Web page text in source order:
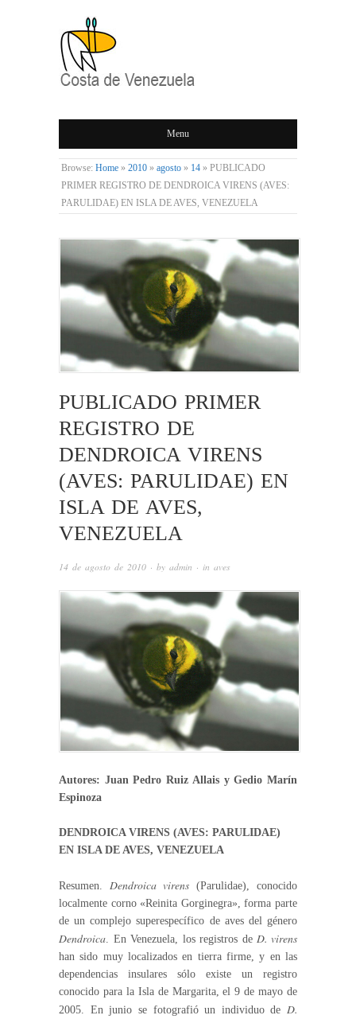
COSTA DE
VENEZUELA
Menu
Browse: Home » 2010 » agosto » 14 » PUBLICADO
PRIMER REGISTRO DE DENDROICA VIRENS (AVES:
PARULIDAE) EN ISLA DE AVES, VENEZUELA
PUBLICADO PRIMER
REGISTRO DE
DENDROICA VIRENS
(AVES: PARULIDAE) EN
ISLA DE AVES,
VENEZUELA
14 de agosto de 2010 · by admin · in aves
Autores: Juan Pedro Ruiz Allais y Gedio Marín
Espinoza
DENDROICA VIRENS (AVES: PARULIDAE)
EN ISLA DE AVES, VENEZUELA
Resumen. Dendroica virens (Parulidae), conocido
localmente corno «Reinita Gorginegra», forma parte
de un complejo superespecífico de aves del género
Dendroica. En Venezuela, los registros deD. virens
han sido muy localizados en tierra firme, y en las
dependencias insulares sólo existe un registro
conocido para la Isla de Margarita, el 9 de mayo de
2005. En junio se fotografió un individuo de D.